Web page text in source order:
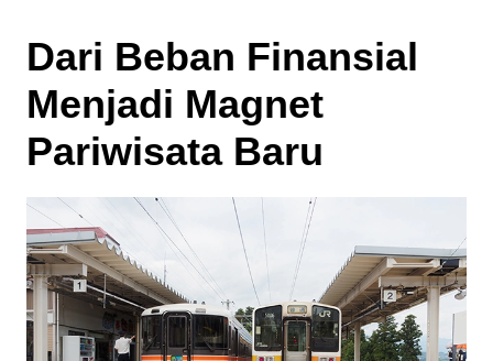
Dari Beban Finansial
Menjadi Magnet
Pariwisata Baru